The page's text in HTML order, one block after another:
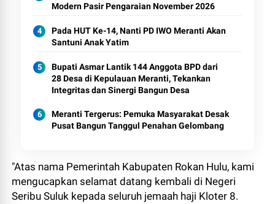
Modern Pasir Pengaraian November 2026
Pada HUT Ke-14, Nanti PD IWO Meranti Akan
Santuni Anak Yatim
Bupati Asmar Lantik 144 Anggota BPD dari
28 Desa di Kepulauan Meranti, Tekankan
Integritas dan Sinergi Bangun Desa
Meranti Tergerus: Pemuka Masyarakat Desak
Pusat Bangun Tanggul Penahan Gelombang
"Atas nama Pemerintah Kabupaten Rokan Hulu, kami
mengucapkan selamat datang kembali di Negeri
Seribu Suluk kepada seluruh jemaah haji Kloter 8.